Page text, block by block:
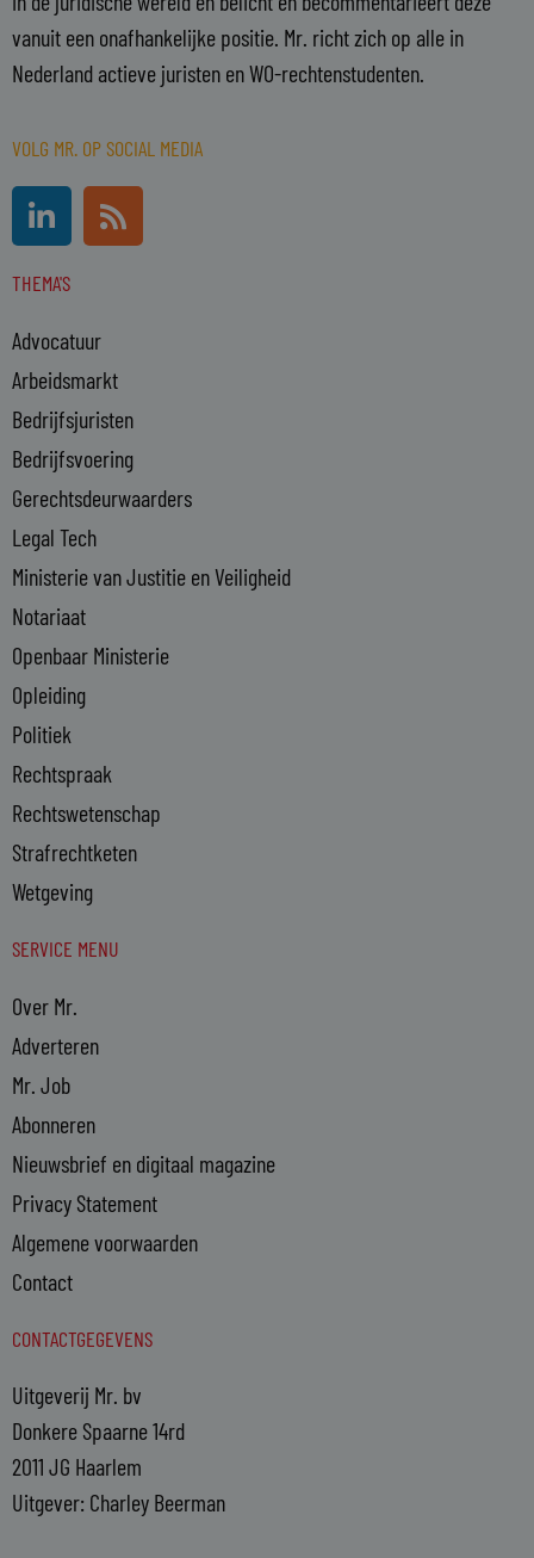
vanuit een onafhankelijke positie. Mr. richt zich op alle in
Nederland actieve juristen en WO-rechtenstudenten.
VOLG MR. OP SOCIAL MEDIA
i
k
d
i
n
-
i
n
R
s
THEMA'S
Advocatuur
Arbeidsmarkt
Bedrijfsjuristen
Bedrijfsvoering
Gerechtsdeurwaarders
Legal Tech
Ministerie van Justitie en Veiligheid
Notariaat
Openbaar Ministerie
Opleiding
Politiek
Rechtspraak
Rechtswetenschap
Strafrechtketen
Wetgeving
SERVICE MENU
Over Mr.
Adverteren
Mr. Job
Abonneren
Nieuwsbrief en digitaal magazine
Privacy Statement
Algemene voorwaarden
Contact
CONTACTGEGEVENS
Uitgeverij Mr. bv
Donkere Spaarne 14rd
2011 JG Haarlem
Uitgever: Charley Beerman